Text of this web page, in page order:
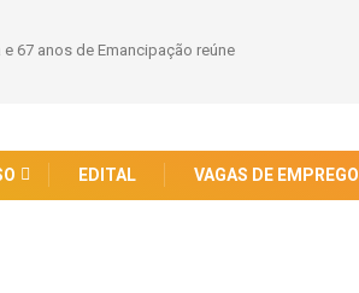
67 anos de Emancipação reúne
EDITAL VAGAS DE EMPREGO